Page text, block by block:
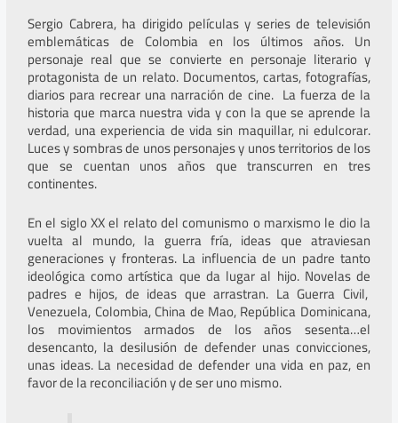
Sergio Cabrera, ha dirigido películas y series de televisión
emblemáticas de Colombia en los últimos años. Un
personaje real que se convierte en personaje literario y
protagonista de un relato. Documentos, cartas, fotografías,
diarios para recrear una narración de cine. La fuerza de la
historia que marca nuestra vida y con la que se aprende la
verdad, una experiencia de vida sin maquillar, ni edulcorar.
Luces y sombras de unos personajes y unos territorios de los
que se cuentan unos años que transcurren en tres
continentes.
En el siglo XX el relato del comunismo o marxismo le dio la
vuelta al mundo, la guerra fría, ideas que atraviesan
generaciones y fronteras. La influencia de un padre tanto
ideológica como artística que da lugar al hijo. Novelas de
padres e hijos, de ideas que arrastran. La Guerra Civil,
Venezuela, Colombia, China de Mao, República Dominicana,
los movimientos armados de los años sesenta…el
desencanto, la desilusión de defender unas convicciones,
unas ideas. La necesidad de defender una vida en paz, en
favor de la reconciliación y de ser uno mismo.